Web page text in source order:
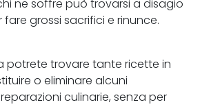
ne soffre può trovarsi a disagio
grossi sacrifici e rinunce.
potrete trovare tante ricette in
o eliminare alcuni
culinarie, senza per